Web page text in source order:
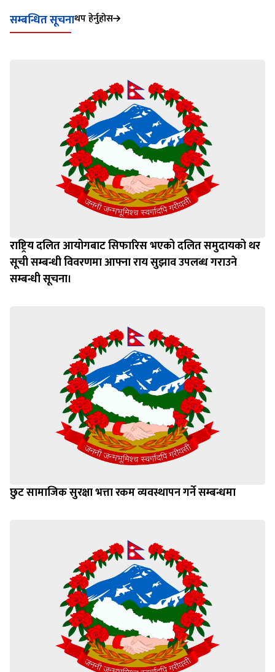
सम्बन्धित सूचनाथप हेर्नुहोस
राष्ट्रिय दलित आयोगबाट सिफारिस भएको दलित समुदायको थर
सूची सम्बन्धी विवरणमा आफ्ना राय सुझाव उपलब्ध गराउने
सम्बन्धी सूचना।
छुट सामाजिक सुरक्षा भत्ता रकम व्यवस्थापन गर्ने सम्बन्धमा